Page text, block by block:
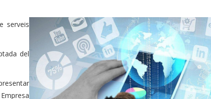
serveis
del